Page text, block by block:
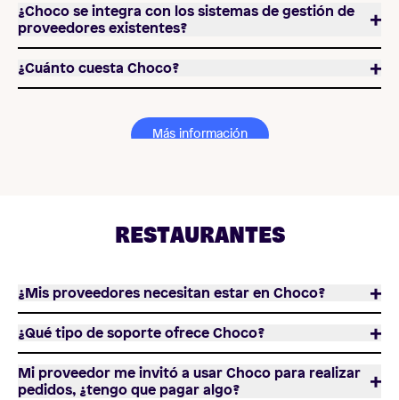
¿Choco se integra con los sistemas de gestión de
proveedores existentes?
¿Cuánto cuesta Choco?
Más información
RESTAURANTES
¿Mis proveedores necesitan estar en Choco?
¿Qué tipo de soporte ofrece Choco?
Mi proveedor me invitó a usar Choco para realizar
pedidos, ¿tengo que pagar algo?